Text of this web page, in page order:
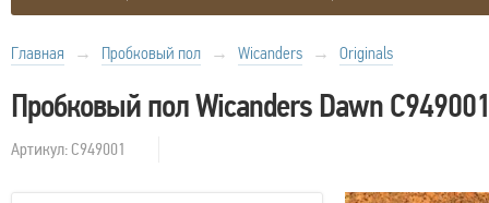
Главная → Пробковый пол → Wicanders → Originals
Пробковый пол Wicanders Dawn C949001
Артикул: C949001